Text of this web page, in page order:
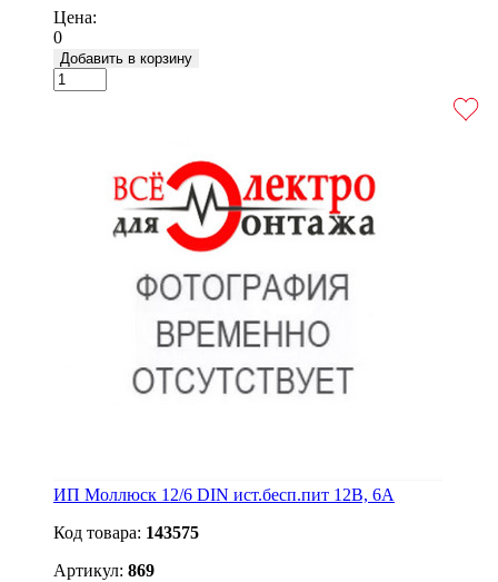
Цена:
0
Добавить в корзину
ИП Моллюск 12/6 DIN ист.бесп.пит 12В, 6А
Код товара: 143575
Артикул: 869